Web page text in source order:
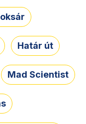
Határ út
Mad Scientist